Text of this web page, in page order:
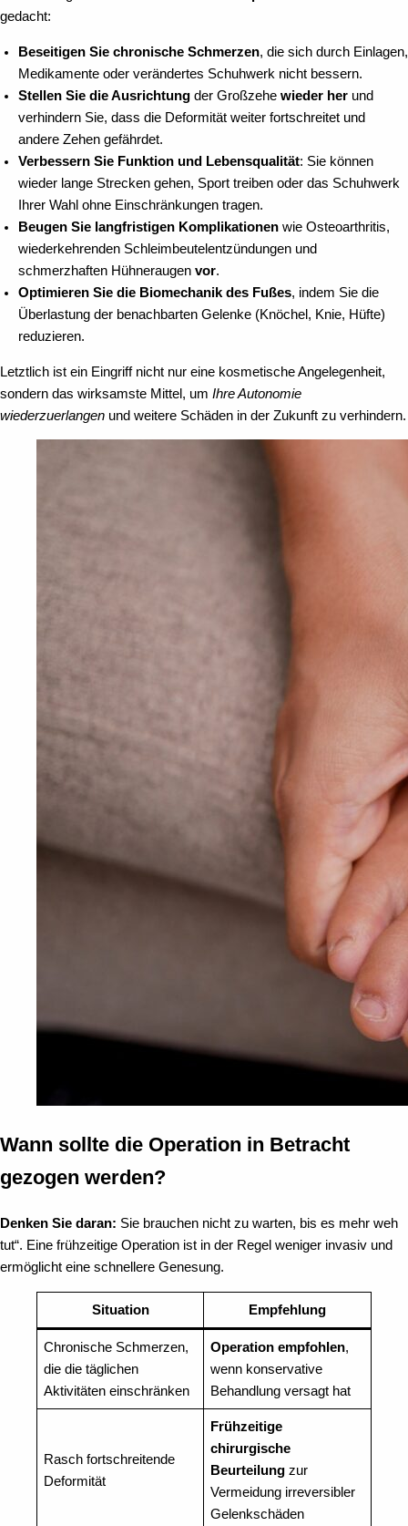
gedacht:
Beseitigen Sie chronische Schmerzen, die sich durch Einlagen,
Medikamente oder verändertes Schuhwerk nicht bessern.
Stellen Sie die Ausrichtung der Großzehe wieder her und
verhindern Sie, dass die Deformität weiter fortschreitet und
andere Zehen gefährdet.
Verbessern Sie Funktion und Lebensqualität: Sie können
wieder lange Strecken gehen, Sport treiben oder das Schuhwerk
Ihrer Wahl ohne Einschränkungen tragen.
Beugen Sie langfristigen Komplikationen wie Osteoarthritis,
wiederkehrenden Schleimbeutelentzündungen und
schmerzhaften Hühneraugen vor.
Optimieren Sie die Biomechanik des Fußes, indem Sie die
Überlastung der benachbarten Gelenke (Knöchel, Knie, Hüfte)
reduzieren.
Letztlich ist ein Eingriff nicht nur eine kosmetische Angelegenheit,
sondern das wirksamste Mittel, um Ihre Autonomie
wiederzuerlangen und weitere Schäden in der Zukunft zu verhindern.
Wann sollte die Operation in Betracht
gezogen werden?
Denken Sie daran: Sie brauchen nicht zu warten, bis es mehr weh
tut“. Eine frühzeitige Operation ist in der Regel weniger invasiv und
ermöglicht eine schnellere Genesung.
Situation Empfehlung
Chronische Schmerzen,
die die täglichen
Aktivitäten einschränken
Operation empfohlen,
wenn konservative
Behandlung versagt hat
Rasch fortschreitende
Deformität
Frühzeitige
chirurgische
Beurteilung zur
Vermeidung irreversibler
Gelenkschäden